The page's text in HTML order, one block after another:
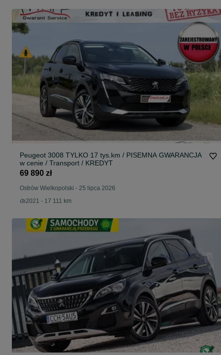
Peugeot 3008 TYLKO 17 tys.km / PISEMNA GWARANCJA
w cenie / Transport / KREDYT
69 890 zł
Ostrów Wielkopolski - 25 lipca 2026
2021 - 17 111 km